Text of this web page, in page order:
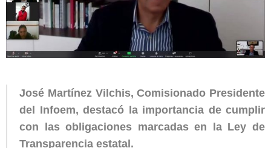
José Martínez Vilchis, Comisionado Presidente
del Infoem, destacó la importancia de cumplir
con las obligaciones marcadas en la Ley de
Transparencia estatal.